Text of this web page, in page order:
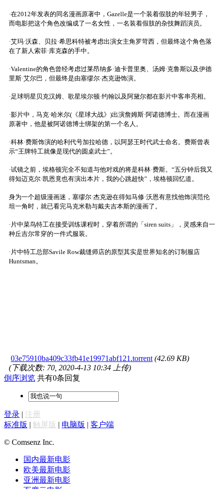
·在2012年发表的同名漫画原著中，Gazelle是一个装着假肢的年轻男子，
而电影把这个角色改编成了一名女性，一名装着假肢的杂技舞蹈演员。
·艾玛·沃森、贝拉·希思科特被考虑出演女主角罗苛西，但最终这个角色落
在了新人索菲·库克森的手中。
·Valentine的角色曾经考虑过莱昂纳多·迪卡普里奥、汤姆·克鲁斯以及伊德
里斯·艾尔巴，但最终是由塞缪尔·杰克逊饰演。
·足球明星贝克汉姆、歌星埃尔顿·约翰以及阿黛尔都在影片中客串亮相。
·影片中，马克·哈米尔(《星球大战》)出演詹姆斯·阿诺德博士。而在漫画
原著中，他是被阿诺德博士绑架的第一个名人。
·科林·费斯饰演的哈利代号加拉哈德，以阿瑟王时代武士命名。费斯曾表
示“王牌特工就像是现代的圆桌武士”。
·试镜之前，埃格顿完全不知道与他对戏的将是科林·费斯。“五分钟后我又
得知迈克尔·凯恩竟也有演出本片，我的心跳超快”，埃格顿回忆道。
身为一个超级漫画迷，塞缪尔·杰克逊在得知马修·沃恩有意找他饰演范伦
坦一角时，就已看完马克米勒与戴夫吉本斯的漫画了。
·片中菜鸟特工在接受训练课程时，穿着所谓的「siren suits」，灵感来自一
种丘吉尔常穿的一件式服装。
·片中特工总部Savile Row裁缝师店的原型其实是世界知名的订制服店
Huntsman。
03e75910ba409c33fb41e19971abf121.torrent (42.69 KB)
(下载次数: 70, 2020-4-13 10:34 上传)
倒序浏览 共有0条回复
登录 | 注册
标准版 | 触屏版 | 电脑版 | 客户端
© Comsenz Inc.
国内最新电影
欧美最新电影
亚洲最新电影